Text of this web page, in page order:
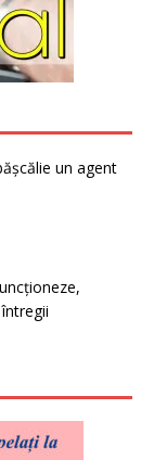
un agent